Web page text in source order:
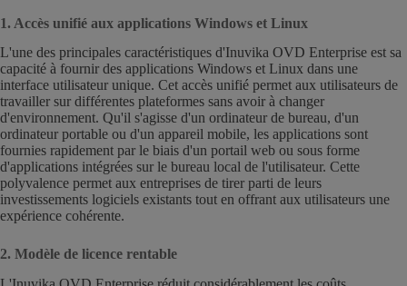
1. Accès unifié aux applications Windows et Linux
L'une des principales caractéristiques d'Inuvika OVD Enterprise est sa
capacité à fournir des applications Windows et Linux dans une
interface utilisateur unique. Cet accès unifié permet aux utilisateurs de
travailler sur différentes plateformes sans avoir à changer
d'environnement. Qu'il s'agisse d'un ordinateur de bureau, d'un
ordinateur portable ou d'un appareil mobile, les applications sont
fournies rapidement par le biais d'un portail web ou sous forme
d'applications intégrées sur le bureau local de l'utilisateur. Cette
polyvalence permet aux entreprises de tirer parti de leurs
investissements logiciels existants tout en offrant aux utilisateurs une
expérience cohérente.
2. Modèle de licence rentable